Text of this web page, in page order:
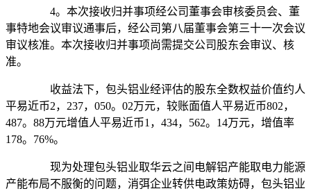
4。本次接收归并事项经公司董事会审核委员会、董
事特地会议审议通事后，经公司第八届董事会第三十一次会议
审议核准。本次接收归并事项尚需提交公司股东会审议、核
准。
收益法下，包头铝业经评估的股东全数权益价值约人
平易近币2，237，050。02万元，较账面值人平易近币802，
487。88万元增值人平易近币1，434，562。14万元，增值率
178。76%。
现为处理包头铝业取华云之间电解铝产能取电力能源
产能布局不服衡的问题，消弭企业转供电政策妨碍，包头铝业